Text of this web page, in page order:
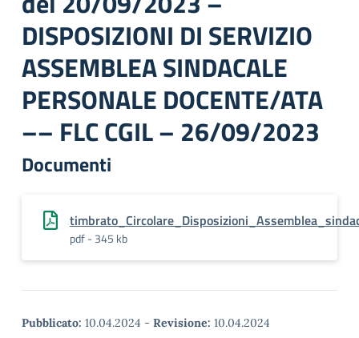
DISPOSIZIONI DI SERVIZIO
ASSEMBLEA SINDACALE
PERSONALE DOCENTE/ATA
–– FLC CGIL – 26/09/2023
Documenti
pdf - 345 kb
Pubblicato: 10.04.2024 - Revisione: 10.04.2024